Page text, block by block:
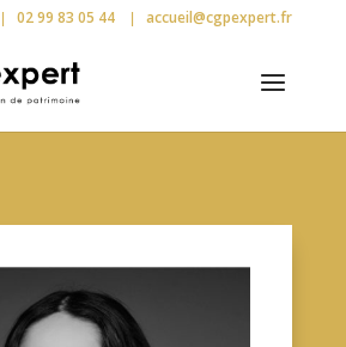
02 99 83 05 44 accueil@cgpexpert.fr